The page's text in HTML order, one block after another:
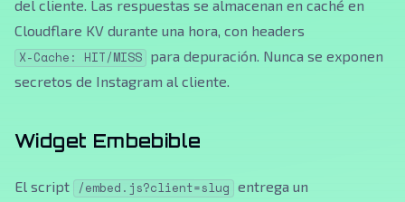
del cliente. Las respuestas se almacenan en caché en
Cloudflare KV durante una hora, con headers
X-Cache: HIT/MISS para depuración. Nunca se exponen
secretos de Instagram al cliente.
Widget Embebible
El script /embed.js?client=slug entrega un